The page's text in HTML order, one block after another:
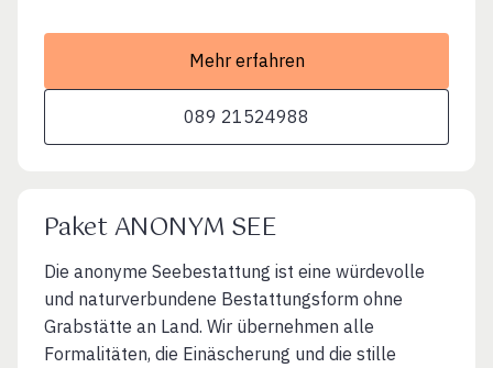
Mehr erfahren
089 21524988
Paket ANONYM SEE
Die anonyme Seebestattung ist eine würdevolle
und naturverbundene Bestattungsform ohne
Grabstätte an Land. Wir übernehmen alle
Formalitäten, die Einäscherung und die stille